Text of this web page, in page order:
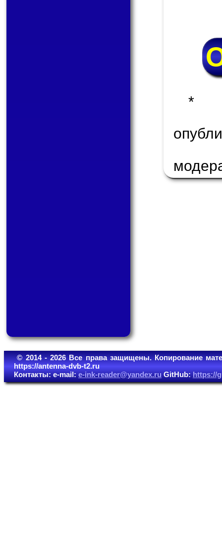
*
© 2014 - 2026 Все права защищены. Копирование
https://antenna-dvb-t2.ru
Контакты: e-mail:e-ink-reader@yandex.ruGitHub:https://